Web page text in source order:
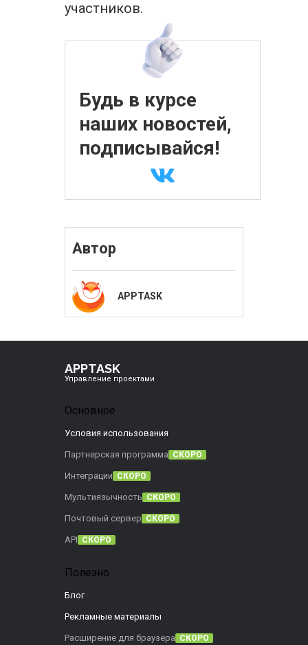
участников.
Будь в курсе
наших новостей,
подписывайся!
Автор
APPTASK
APPTASK
Управление проектами
Основное
Условия использования
Партнерская программа СКОРО
Интеграции СКОРО
Мультиязычность СКОРО
Почтовый сервер СКОРО
API СКОРО
Полезно
Блог
Рекламные материалы
Расширение для браузера СКОРО